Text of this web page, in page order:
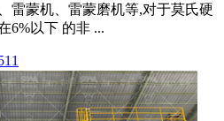
雷蒙机、雷蒙磨机等,对于莫氏硬
6%以下 的非 ...